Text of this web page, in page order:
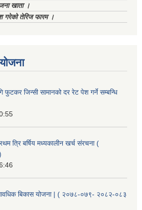
खाता ।
गरेको तेरिज फारम ।
जिन्सी सामानको दर रेट पेश गर्ने सम्बन्धि
त्रि बर्षिय मध्यकालीन खर्च संरचना (
बिकास योजना | ( २०७८-०७९- २०८२-०८३